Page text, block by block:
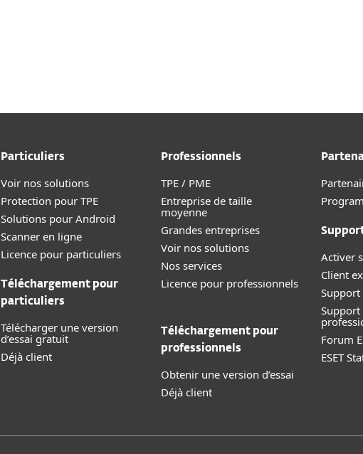
Particuliers
Voir nos solutions
Protection pour TPE
Solutions pour Android
Scanner en ligne
Licence pour particuliers
Téléchargement pour
particuliers
Télécharger une version
d’essai gratuit
Déjà client
Professionnels
TPE / PME
Entreprise de taille
moyenne
Grandes entreprises
Voir nos solutions
Nos services
Licence pour professionnels
Téléchargement pour
professionnels
Obtenir une version d’essai
Déjà client
Activer
Client
Forum
ESET